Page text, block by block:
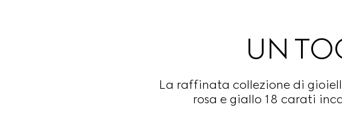
UN
La raffinata collezione di
rosa e giallo 18 carati